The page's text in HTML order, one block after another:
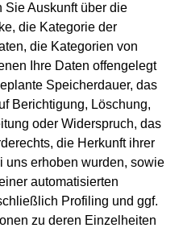
Sie Auskunft über die
die Kategorie der
die Kategorien von
Ihre Daten offengelegt
Speicherdauer, das
Berichtigung, Löschung,
oder Widerspruch, das
die Herkunft ihrer
uns erhoben wurden, sowie
automatisierten
Profiling und ggf.
zu deren Einzelheiten